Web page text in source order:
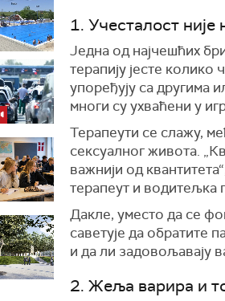
1. Учесталост није
Једна од најчешћих
терапију јесте колико
упоређују са другима
многи су ухваћени у
Терапеути се слажу,
сексуалног живота.
важнији од
терапеут и водитељка
Дакле, уместо да се
саветује да обратите
и да ли задовољавају
2. Жеља варира и